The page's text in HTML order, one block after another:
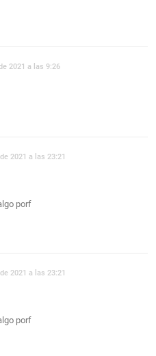
2021 a las 9:26
2021 a las 23:21
porf
2021 a las 23:21
porf